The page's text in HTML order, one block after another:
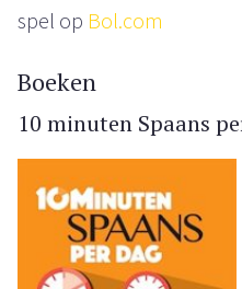
spel op Bol.com
Boeken
10 minuten Spaans